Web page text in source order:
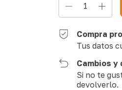
Compra
Tus datos
Cambios y
Si no te
devolverlo.